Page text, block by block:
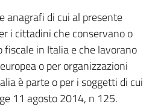
anagrafi di cui al presente
i cittadini che conservano o
in Italia e che lavorano
o per organizzazioni
è parte o per i soggetti di cui
11 agosto 2014, n 125.